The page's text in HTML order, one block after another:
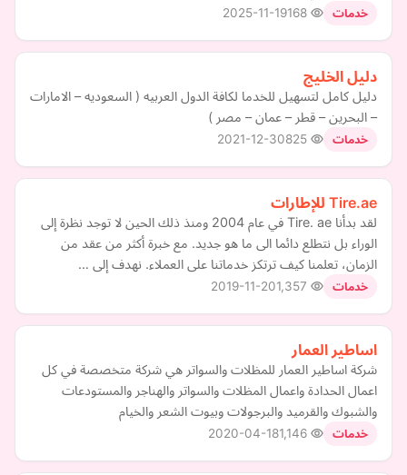
خدمات 2025-11-19
دليل الخليج
دليل كامل لتسهيل للخدما لكافة الدول العربيه ( السعوديه – الامارات
– البحرين – قطر – عمان – مصر )
خدمات 2021-12-30
Tire.ae للإطارات
لقد بدأنا Tire. ae في عام 2004 ومنذ ذلك الحين لا توجد نظرة إلى
الوراء بل نتطلع دائما الى ما هو جديد. مع خبرة أكثر من عقد من
الزمان، تعلمنا كيف ترتكز خدماتنا على العملاء. نهدف إلى …
خدمات 2019-11-20
اساطير العمار
شركة اساطير العمار للمظلات والسواتر هي شركة متخصصة في كل
اعمال الحدادة واعمال المظلات والسواتر والهناجر والمستودعات
والشبوك والقرميد والبرجولات وبيوت الشعر والخيام
خدمات 2020-04-18